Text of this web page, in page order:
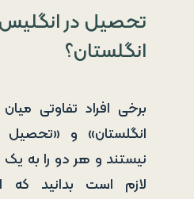
تحصیل در
انگلستان؟
برخی افراد تفاوتی
انگلستان» و
نیستند و هر دو را به
لازم است بدانید که